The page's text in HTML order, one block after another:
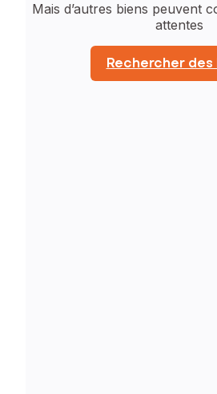
Mais d’autres biens peuvent
attentes
Rechercher des